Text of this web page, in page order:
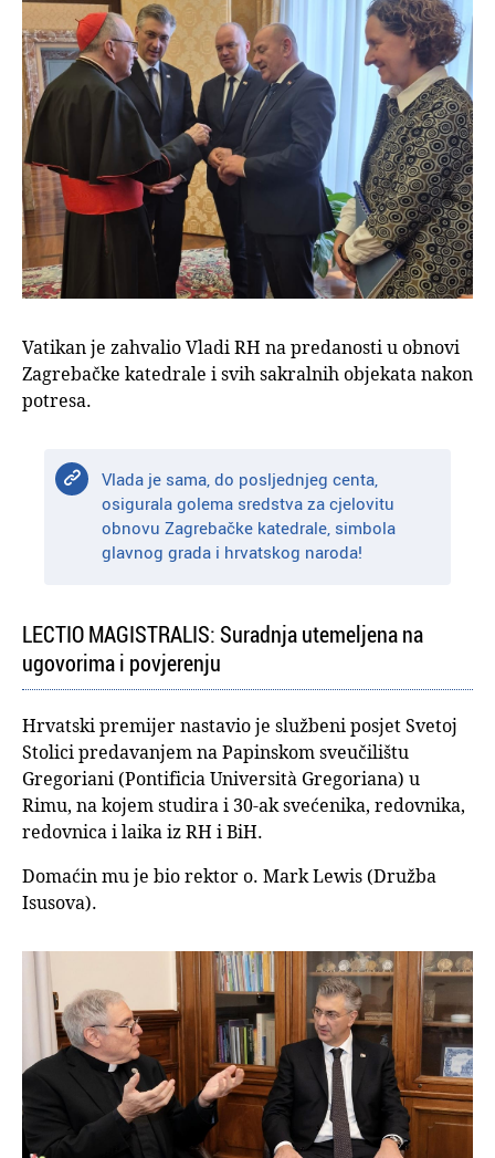
Vatikan je zahvalio Vladi RH na predanosti u obnovi
Zagrebačke katedrale i svih sakralnih objekata nakon
potresa.
Vlada je sama, do posljednjeg centa,
osigurala golema sredstva za cjelovitu
obnovu Zagrebačke katedrale, simbola
glavnog grada i hrvatskog naroda!
LECTIO MAGISTRALIS: Suradnja utemeljena na
ugovorima i povjerenju
Hrvatski premijer nastavio je službeni posjet Svetoj
Stolici predavanjem na Papinskom sveučilištu
Gregoriani (Pontificia Università Gregoriana) u
Rimu, na kojem studira i 30-ak svećenika, redovnika,
redovnica i laika iz RH i BiH.
Domaćin mu je bio rektor o. Mark Lewis (Družba
Isusova).